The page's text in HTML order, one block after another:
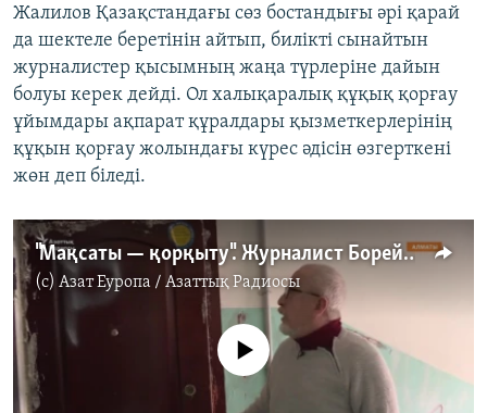
Жалилов Қазақстандағы сөз бостандығы әрі қарай
да шектеле беретінін айтып, билікті сынайтын
журналистер қысымның жаңа түрлеріне дайын
болуы керек дейді. Ол халықаралық құқық қорғау
ұйымдары ақпарат құралдары қызметкерлерінің
құқын қорғау жолындағы күрес әдісін өзгерткені
жөн деп біледі.
"Мақсаты — қорқыту". Журналист Борейконың есігіне әлдекімдер желім жағып кетті
(c) Азат Еуропа / Азаттық Радиосы
No media source currently available